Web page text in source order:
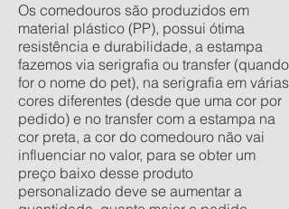
Os comedouros são produzidos em
material plástico (PP), possui ótima
resistência e durabilidade, a estampa
fazemos via serigrafia ou transfer (quando
for o nome do pet), na serigrafia em várias
cores diferentes (desde que uma cor por
pedido) e no transfer com a estampa na
cor preta, a cor do comedouro não vai
influenciar no valor, para se obter um
preço baixo desse produto
personalizado deve se aumentar a